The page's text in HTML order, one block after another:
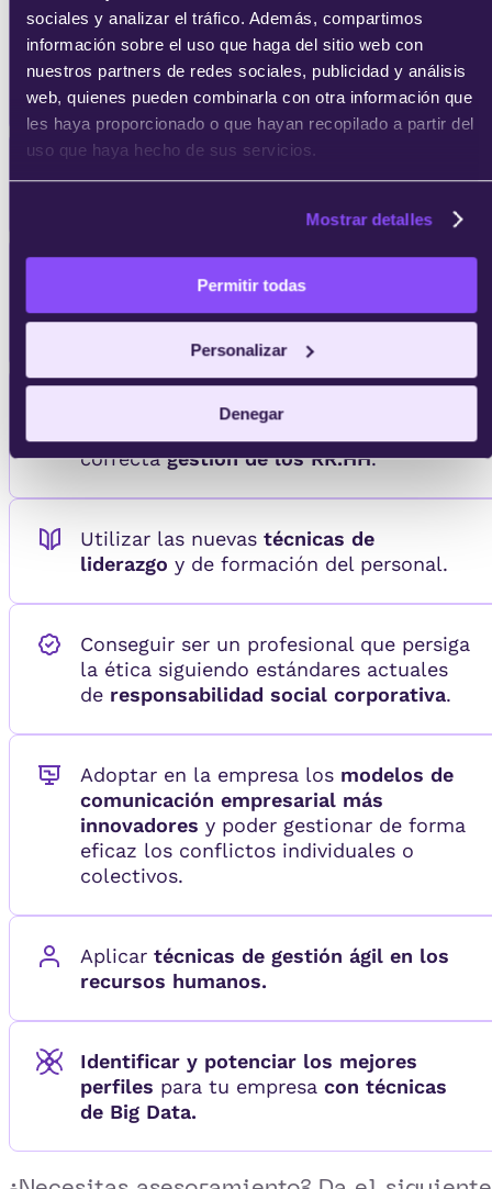
sociales y analizar el tráfico. Además, compartimos
información sobre el uso que haga del sitio web con
nuestros partners de redes sociales, publicidad y análisis
web, quienes pueden combinarla con otra información que
les haya proporcionado o que hayan recopilado a partir del
uso que haya hecho de sus servicios.
Mostrar detalles
Permitir todas
Personalizar
Denegar
Dirigir el capital humano de una
empresa, desde la retribución, la
contratación, la prevención de riesgos
laborales y la extinción laboral.
Afrontar los cambios en las
organizativos.
Sacar el máximo provecho a las nuevas
correctagestión de los RR.HH.
Utilizar las nuevas técnicas de
liderazgo y de formación del personal.
Conseguir ser un profesional que persiga
la ética siguiendo estándares actuales
de responsabilidad social corporativa.
Adoptar en la empresa los modelos de
comunicación empresarial más
innovadores y poder gestionar de forma
eficaz los conflictos individuales o
colectivos.
Aplicar técnicas de gestión ágil en los
recursos humanos.
Identificar y potenciar los mejores
perfiles para tu empresa con técnicas
de Big Data.